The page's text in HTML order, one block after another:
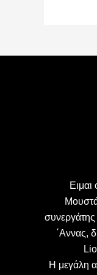
Ειμαι
συνεργάτης
΄Αννας,
H μεγάλη